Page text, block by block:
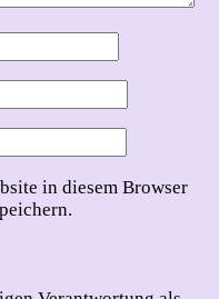
in diesem Browser